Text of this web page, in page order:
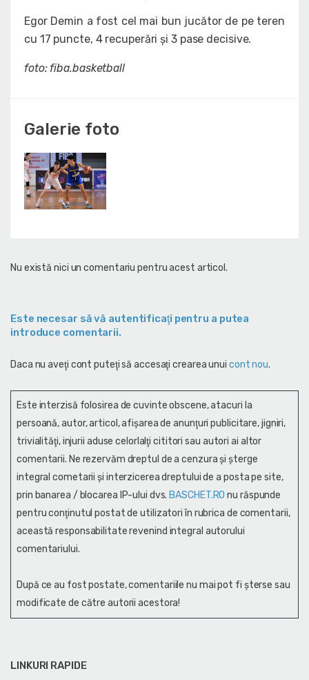
LINKURI RAPIDE
Egor Demin a fost cel mai bun jucător de pe teren
cu 17 puncte, 4 recuperări și 3 pase decisive.
foto: fiba.basketball
Galerie foto
Nu există nici un comentariu pentru acest articol.
Este necesar să vă autentificaţi pentru a putea
introduce comentarii.
Daca nu aveţi cont puteţi să accesaţi crearea unui cont nou.
Este interzisă folosirea de cuvinte obscene, atacuri la
persoană, autor, articol, afişarea de anunţuri publicitare, jigniri,
trivialităţi, injurii aduse celorlalţi cititori sau autori ai altor
comentarii. Ne rezervăm dreptul de a cenzura și şterge
integral cometarii și interzicerea dreptului de a posta pe site,
prin banarea / blocarea IP-ului dvs. BASCHET.RO nu răspunde
pentru conţinutul postat de utilizatori în rubrica de comentarii,
această responsabilitate revenind integral autorului
comentariului.
După ce au fost postate, comentariile nu mai pot fi șterse sau
modificate de către autorii acestora!